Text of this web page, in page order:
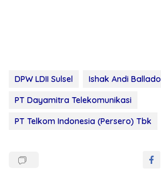
DPW LDII Sulsel
Ishak Andi Ballado
PT Dayamitra Telekomunikasi
PT Telkom Indonesia (Persero) Tbk